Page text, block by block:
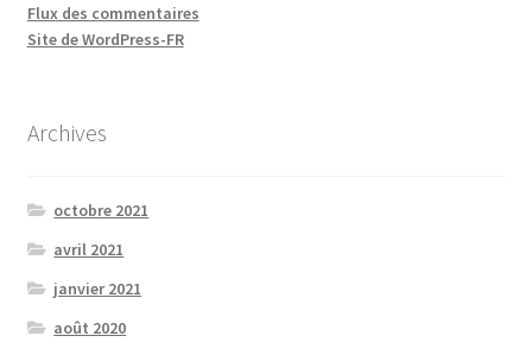
Flux des commentaires
Site de WordPress-FR
Archives
octobre 2021
avril 2021
janvier 2021
août 2020